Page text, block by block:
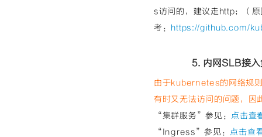
s访问的，建议走http；（
考： https://github.com/
5. 内网SLB接入
由于kubernetes的网络规
有时又无法访问的问题，
“集群服务”参见：
点击查
“Ingress”参见： 点击查